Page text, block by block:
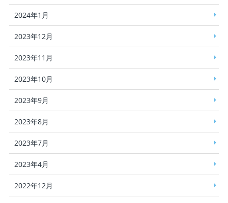
2024年1月
2023年12月
2023年11月
2023年10月
2023年9月
2023年8月
2023年7月
2023年4月
2022年12月